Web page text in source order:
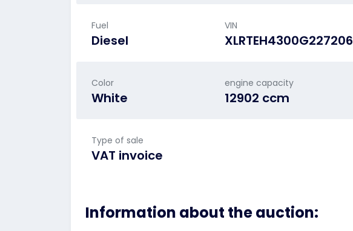
Fuel
Diesel
VIN
XLRTEH4300G227206
Color
White
engine capacity
12902 ccm
Type of sale
VAT invoice
Information about the auction: